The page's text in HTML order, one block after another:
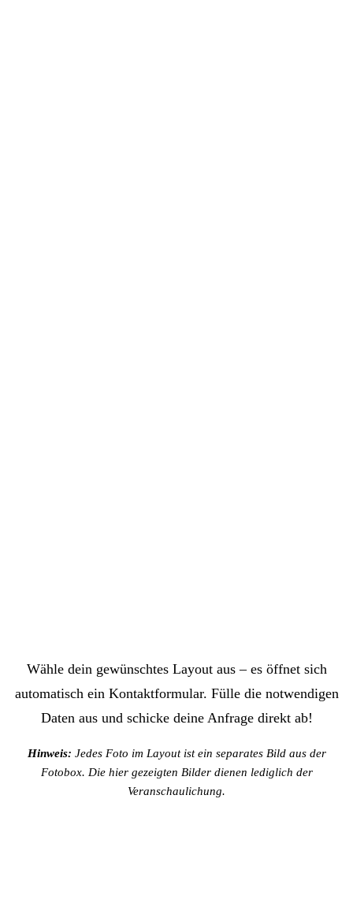
Wähle dein gewünschtes Layout aus – es öffnet sich
automatisch ein Kontaktformular. Fülle die notwendigen
Daten aus und schicke deine Anfrage direkt ab!
Hinweis: Jedes Foto im Layout ist ein separates Bild aus der
Fotobox. Die hier gezeigten Bilder dienen lediglich der
Veranschaulichung.